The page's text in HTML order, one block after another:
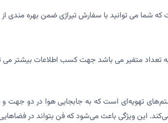
که شما می توانید با سفارش تیراژی ضمن بهره
تهویه‌ای است که به جابجایی هوا در دو جهت و با
این ویژگی باعث می‌شود که فن بتواند در فضاهایی